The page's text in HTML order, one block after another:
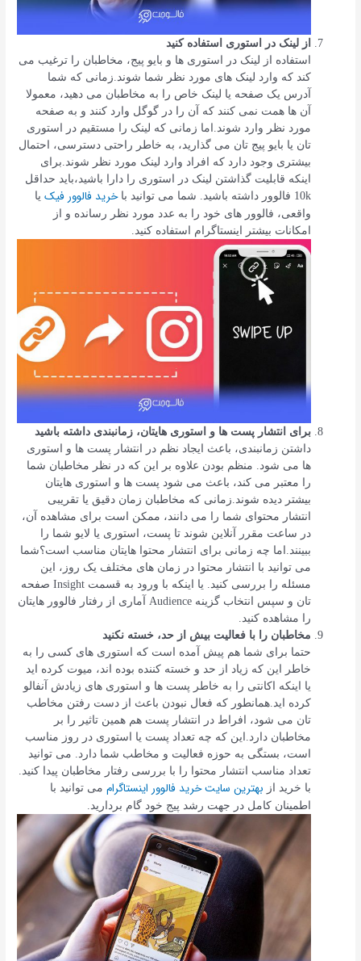
از لینک در استوری استفاده کنید
استفاده از لینک در استوری ها و بایو پیج، مخاطبان را ترغیب می
کند که وارد لینک های مورد نظر شما شوند.زمانی که شما
آدرس یک صفحه یا لینک خاص را به مخاطبان می دهید، معمولا
آن ها همت نمی کنند که آن را در گوگل وارد کنند و به صفحه
مورد نظر وارد شوند.اما زمانی که لینک را مستقیم در استوری
تان یا بایو پیج تان می گذارید، به خاطر راحتی دسترسی، احتمال
بیشتری وجود دارد که افراد وارد لینک مورد نظر شوند.برای
اینکه قابلیت گذاشتن لینک در استوری را دارا باشید،باید حداقل
10k فالوور داشته باشید. شما می توانید با
خرید فالوور فیک یا
واقعی، فالوور های خود را به عدد مورد نظر رسانده و از
امکانات بیشتر اینستاگرام استفاده کنید.
برای انتشار پست ها و استوری هایتان، زمانبندی داشته باشید
داشتن زمانبندی، باعث ایجاد نظم در انتشار پست ها و استوری
ها می شود. منظم بودن علاوه بر این که در نظر مخاطبان شما
را معتبر می کند، باعث می شود پست ها و استوری هایتان
بیشتر دیده شوند.زمانی که مخاطبان زمان دقیق یا تقریبی
انتشار محتوای شما را می دانند، ممکن است برای مشاهده آن،
در ساعت مقرر آنلاین شوند تا پست، استوری یا لایو شما را
ببینند.اما چه زمانی برای انتشار محتوا هایتان مناسب است؟شما
می توانید با انتشار محتوا در زمان های مختلف یک روز، این
مسئله را بررسی کنید. یا اینکه با ورود به قسمت Insight صفحه
تان و سپس انتخاب گزینه Audience آماری از رفتار فالوور هایتان
را مشاهده کنید.
مخاطبان را با فعالیت بیش از حد، خسته نکنید
حتما برای شما هم پیش آمده است که استوری های کسی را به
خاطر این که زیاد از حد و خسته کننده بوده اند، میوت کرده اید
یا اینکه اکانتی را به خاطر پست ها و استوری های زیادش آنفالو
کرده اید.همانطور که فعال نبودن باعث از دست رفتن مخاطب
تان می شود، افراط در انتشار پست هم همین تاثیر را بر
مخاطبان دارد.این که چه تعداد پست یا استوری در روز مناسب
است، بستگی به حوزه فعالیت و مخاطب شما دارد. می توانید
تعداد مناسب انتشار محتوا را با بررسی رفتار مخاطبان پیدا کنید.
با خرید از بهترین سایت خرید فالوور اینستاگرام می توانید با
اطمینان کامل در جهت رشد پیج خود گام بردارید.